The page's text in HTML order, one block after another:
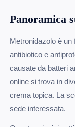
Panoramica
Metronidazolo è
antibiotico e
causate da batteri
online si trova in
crema topica. La
sede interessata.